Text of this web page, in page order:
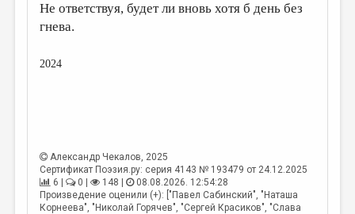
МАЛАЯ ПРОЗА
ЭССЕИСТИКА
ЛИТЕРАТУРОВЕДЕНИЕ
ЦИКЛЫ ПУБЛИКАЦИЙ
ТРЕДИАКОВСКИЙ
Не ответствуя, будет ли вновь хотя б день без
гнева.
2024
Александр Чекалов, 2025
Сертификат Поэзия.ру: серия 4143 № 193479 от 24.12.2025
6 |
0 | 148 |
08.08.2026. 12:54:28
Произведение оценили (+): ["Павел Сабинский", "Наташа
Корнеева", "Николай Горячев", "Сергей Красиков", "Слава